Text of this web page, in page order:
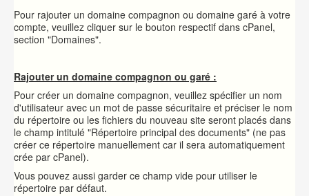
Pour rajouter un domaine compagnon ou domaine garé à votre
compte, veuillez cliquer sur le bouton respectif dans cPanel,
section "Domaines".
Rajouter un domaine compagnon ou garé :
Pour créer un domaine compagnon, veuillez spécifier un nom
d'utilisateur avec un mot de passe sécuritaire et préciser le nom
du répertoire ou les fichiers du nouveau site seront placés dans
le champ intitulé "Répertoire principal des documents" (ne pas
créer ce répertoire manuellement car il sera automatiquement
crée par cPanel).
Vous pouvez aussi garder ce champ vide pour utiliser le
répertoire par défaut.